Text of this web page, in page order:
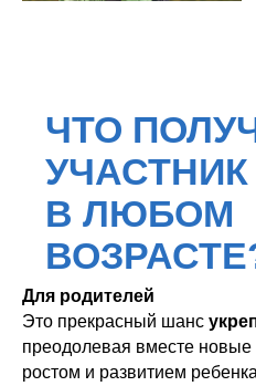
Для родителей
Это прекрасный шанс
преодолевая вместе
ростом и развитием